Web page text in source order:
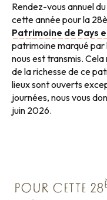
Rendez-vous annuel
cette année pour la
Patrimoine de Pays
patrimoine marqué par
nous est transmis.
de la richesse de ce
lieux sont ouverts
journées, nous vous
juin 2026.
POUR CETTE 28